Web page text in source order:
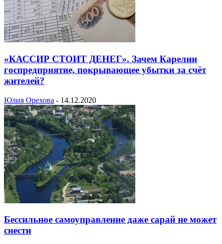
«КАССИР СТОИТ ДЕНЕГ». Зачем Карелии
госпредприятие, покрывающее убытки за счёт
жителей?
Юлия Орехова - 14.12.2020
Бессильное самоуправление даже сарай не может
снести